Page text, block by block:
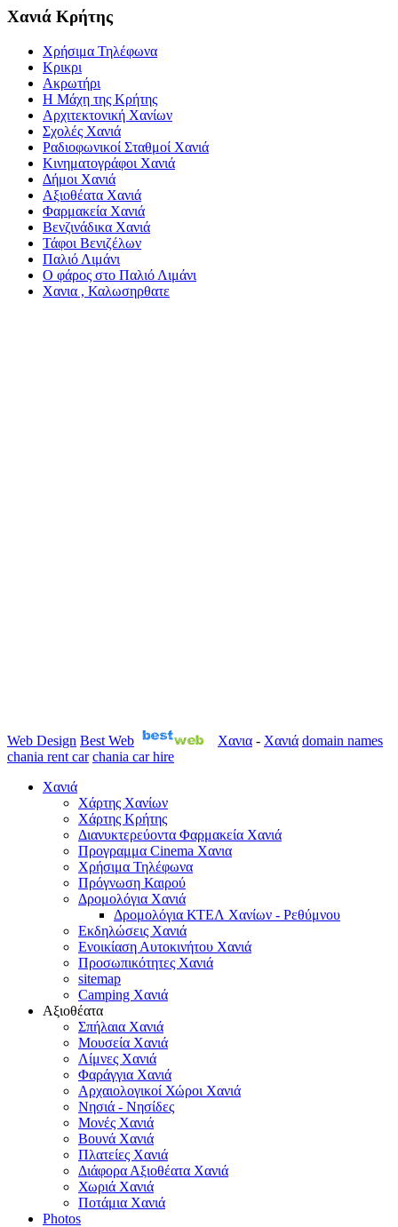
Χανιά Κρήτης
Χρήσιμα Τηλέφωνα
Κρικρι
Ακρωτήρι
Η Μάχη της Κρήτης
Αρχιτεκτονική Χανίων
Σχολές Χανιά
Ραδιοφωνικοί Σταθμοί Χανιά
Κινηματογράφοι Χανιά
Δήμοι Χανιά
Αξιοθέατα Χανιά
Φαρμακεία Χανιά
Βενζινάδικα Χανιά
Τάφοι Βενιζέλων
Παλιό Λιμάνι
Ο φάρος στο Παλιό Λιμάνι
Χανια , Καλωσηρθατε
Web Design Best Web Χανια - Χανιά domain names
chania rent car chania car hire
Χανιά
Χάρτης Χανίων
Χάρτης Κρήτης
Διανυκτερεύοντα Φαρμακεία Χανιά
Προγραμμα Cinema Χανια
Χρήσιμα Τηλέφωνα
Πρόγνωση Καιρού
Δρομολόγια Χανιά
Δρομολόγια ΚΤΕΛ Χανίων - Ρεθύμνου
Εκδηλώσεις Χανιά
Ενοικίαση Αυτοκινήτου Χανιά
Προσωπικότητες Χανιά
sitemap
Camping Χανιά
Αξιοθέατα
Σπήλαια Χανιά
Μουσεία Χανιά
Λίμνες Χανιά
Φαράγγια Χανιά
Αρχαιολογικοί Χώροι Χανιά
Νησιά - Νησίδες
Μονές Χανιά
Βουνά Χανιά
Πλατείες Χανιά
Διάφορα Αξιοθέατα Χανιά
Χωριά Χανιά
Ποτάμια Χανιά
Photos